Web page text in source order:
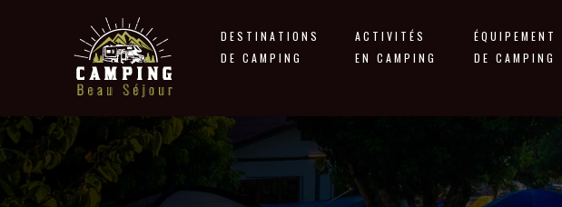
DESTINATIONS
DE CAMPING
ACTIVITÉS
EN CAMPING
ÉQUIPEMENT
DE CAMPING